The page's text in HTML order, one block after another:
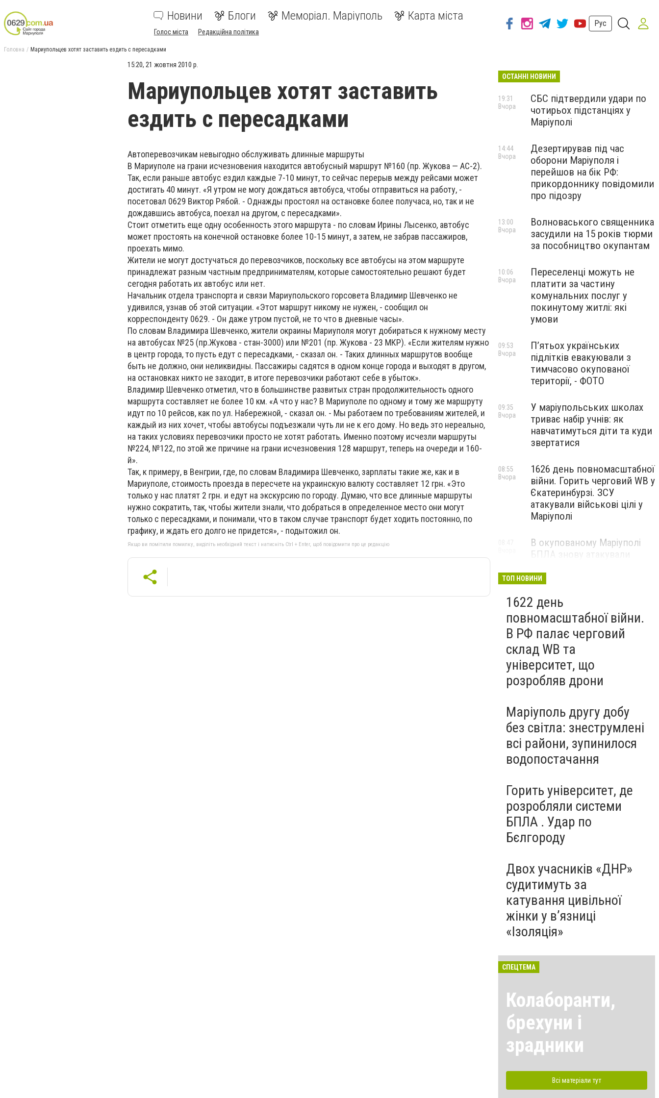
Новини Блоги Меморіал. Маріуполь Карта міста
Голос міста Редакційна політика
Рус
Головна Мариупольцев хотят заставить ездить с пересадками
15:20, 21 жовтня 2010 р.
Мариупольцев хотят заставить
ездить с пересадками
Автоперевозчикам невыгодно обслуживать длинные маршруты
В Мариуполе на грани исчезновения находится автобусный маршрут №160 (пр. Жукова — АС-2).
Так, если раньше автобус ездил каждые 7-10 минут, то сейчас перерыв между рейсами может
достигать 40 минут. «Я утром не могу дождаться автобуса, чтобы отправиться на работу, -
посетовал 0629 Виктор Рябой. - Однажды простоял на остановке более получаса, но, так и не
дождавшись автобуса, поехал на другом, с пересадками».
Стоит отметить еще одну особенность этого маршрута - по словам Ирины Лысенко, автобус
может простоять на конечной остановке более 10-15 минут, а затем, не забрав пассажиров,
проехать мимо.
Жители не могут достучаться до перевозчиков, поскольку все автобусы на этом маршруте
принадлежат разным частным предпринимателям, которые самостоятельно решают будет
сегодня работать их автобус или нет.
Начальник отдела транспорта и связи Мариупольского горсовета Владимир Шевченко не
удивился, узнав об этой ситуации. «Этот маршрут никому не нужен, - сообщил он
корреспонденту 0629. - Он даже утром пустой, не то что в дневные часы».
По словам Владимира Шевченко, жители окраины Мариуполя могут добираться к нужному месту
на автобусах №25 (пр.Жукова - стан-3000) или №201 (пр. Жукова - 23 МКР). «Если жителям нужно
в центр города, то пусть едут с пересадками, - сказал он. - Таких длинных маршрутов вообще
быть не должно, они неликвидны. Пассажиры садятся в одном конце города и выходят в другом,
на остановках никто не заходит, в итоге перевозчики работают себе в убыток».
Владимир Шевченко отметил, что в большинстве развитых стран продолжительность одного
маршрута составляет не более 10 км. «А что у нас? В Мариуполе по одному и тому же маршруту
идут по 10 рейсов, как по ул. Набережной, - сказал он. - Мы работаем по требованиям жителей, и
каждый из них хочет, чтобы автобусы подъезжали чуть ли не к его дому. Но ведь это нереально,
на таких условиях перевозчики просто не хотят работать. Именно поэтому исчезли маршруты
№224, №122, по этой же причине на грани исчезновения 128 маршрут, теперь на очереди и 160-
й».
Так, к примеру, в Венгрии, где, по словам Владимира Шевченко, зарплаты такие же, как и в
Мариуполе, стоимость проезда в пересчете на украинскую валюту составляет 12 грн. «Это
только у нас платят 2 грн. и едут на экскурсию по городу. Думаю, что все длинные маршруты
нужно сократить, так, чтобы жители знали, что добраться в определенное место они могут
только с пересадками, и понимали, что в таком случае транспорт будет ходить постоянно, по
графику, и ждать его долго не придется», - подытожил он.
Якщо ви помітили помилку, виділіть необхідний текст і натисніть Ctrl + Enter, щоб повідомити про це редакцію
ОСТАННІ НОВИНИ
СБС підтвердили удари по
чотирьох підстанціях у
Маріуполі
19:31
Вчора
Дезертирував під час
оборони Маріуполя і
перейшов на бік РФ:
прикордоннику повідомили
про підозру
14:44
Вчора
Волноваського священника
засудили на 15 років тюрми
за пособництво окупантам
13:00
Вчора
Переселенці можуть не
платити за частину
комунальних послуг у
покинутому житлі: які
умови
10:06
Вчора
П’ятьох українських
підлітків евакуювали з
тимчасово окупованої
території, - ФОТО
09:53
Вчора
У маріупольських школах
триває набір учнів: як
навчатимуться діти та куди
звертатися
09:35
Вчора
1626 день повномасштабної
війни. Горить черговий WB у
Єкатеринбурзі. ЗСУ
атакували військові цілі у
Маріуполі
08:55
Вчора
В окупованому Маріуполі
БПЛА знову атакували
— ВІДЕО
ТОП НОВИНИ
1622 день
повномасштабної війни.
В РФ палає черговий
склад WB та
університет, що
розробляв дрони
Маріуполь другу добу
без світла: знеструмлені
всі райони, зупинилося
водопостачання
Горить університет, де
розробляли системи
БПЛА . Удар по
Бєлгороду
Двох учасників «ДНР»
судитимуть за
катування цивільної
жінки у в’язниці
«Ізоляція»
СПЕЦТЕМА
Колаборанти,
брехуни і
зрадники
Всі матеріали тут